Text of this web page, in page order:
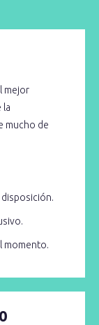
mejor
la
mucho de
disposición.
momento.